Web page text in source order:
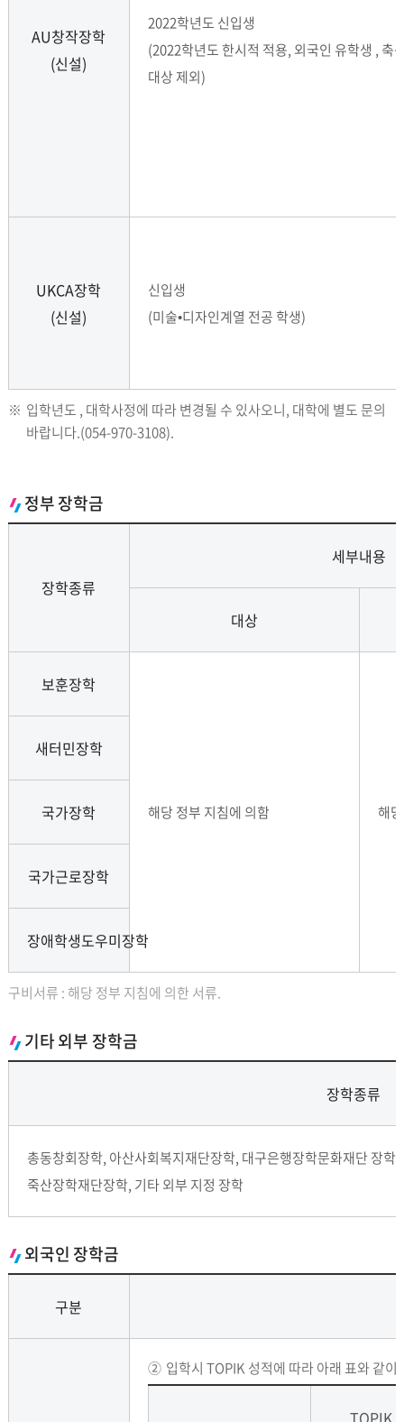
AU창작장학
(신설)
2022학년도 신입생
(2022학년도 한시적 적용, 외국인 유학생 , 축
대상 제외)
UKCA장학
(신설)
신입생
(미술•디자인계열 전공 학생)
※ 입학년도 , 대학사정에 따라 변경될 수 있사오니, 대학에 별도 문의
바랍니다.(054-970-3108).
정부 장학금
장학종류
세부내용
대상
보훈장학
해당 정부 지침에 의함 해
새터민장학
국가장학
국가근로장학
장애학생도우미장학
구비서류 : 해당 정부 지침에 의한 서류.
기타 외부 장학금
장학종류
총동창회장학, 아산사회복지재단장학, 대구은행장학문화재단 장학
죽산장학재단장학, 기타 외부 지정 장학
외국인 장학금
구분
② 입학시 TOPIK 성적에 따라 아래 표와 같
TOPIK